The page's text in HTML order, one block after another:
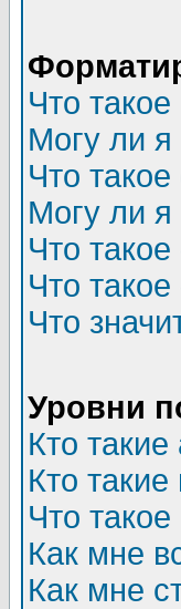
Что
Могу ли я
Что
Могу ли я
Что
Что
Что
Уровни
Кто
Кто
Что
Как мне
Как мне